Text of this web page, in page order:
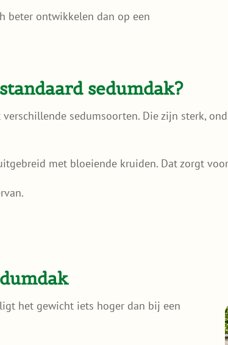
beter ontwikkelen dan op een
sedumdak?
sedumsoorten. Die zijn sterk,
met bloeiende kruiden. Dat zorgt
het gewicht iets hoger dan bij een